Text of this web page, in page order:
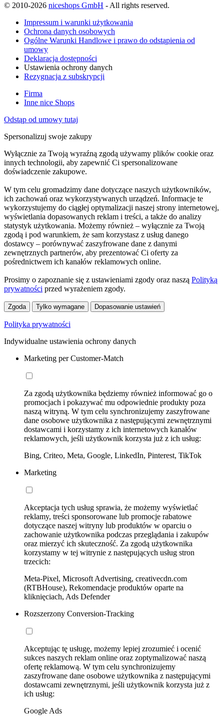
© 2010-2026 niceshops GmbH - All rights reserved.
Impressum i warunki użytkowania
Ochrona danych osobowych
Ogólne Warunki Handlowe i prawo do odstąpienia od
umowy
Deklaracja dostępności
Ustawienia ochrony danych
Rezygnacja z subskrypcji
Firma
Inne nice Shops
Odstąp od umowy tutaj
Spersonalizuj swoje zakupy
Wyłącznie za Twoją wyraźną zgodą używamy plików cookie oraz
innych technologii, aby zapewnić Ci spersonalizowane
doświadczenie zakupowe.
W tym celu gromadzimy dane dotyczące naszych użytkowników,
ich zachowań oraz wykorzystywanych urządzeń. Informacje te
wykorzystujemy do ciągłej optymalizacji naszej strony internetowej,
wyświetlania dopasowanych reklam i treści, a także do analizy
statystyk użytkowania. Możemy również – wyłącznie za Twoją
zgodą i pod warunkiem, że sam korzystasz z usług danego
dostawcy – porównywać zaszyfrowane dane z danymi
zewnętrznych partnerów, aby prezentować Ci oferty za
pośrednictwem ich kanałów reklamowych online.
Prosimy o zapoznanie się z ustawieniami zgody oraz naszą Polityką
prywatności przed wyrażeniem zgody.
Zgoda Tylko wymagane Dopasowanie ustawień
Polityka prywatności
Indywidualne ustawienia ochrony danych
Marketing per Customer-Match
Za zgodą użytkownika będziemy również informować go o
promocjach i pokazywać mu odpowiednie produkty poza
naszą witryną. W tym celu synchronizujemy zaszyfrowane
dane osobowe użytkownika z następującymi zewnętrznymi
dostawcami i korzystamy z ich internetowych kanałów
reklamowych, jeśli użytkownik korzysta już z ich usług:
Bing, Criteo, Meta, Google, LinkedIn, Pinterest, TikTok
Marketing
Akceptacja tych usług sprawia, że możemy wyświetlać
reklamy, treści sponsorowane lub promocje rabatowe
dotyczące naszej witryny lub produktów w oparciu o
zachowanie użytkownika podczas przeglądania i zakupów
oraz mierzyć ich skuteczność. Za zgodą użytkownika
korzystamy w tej witrynie z następujących usług stron
trzecich:
Meta-Pixel, Microsoft Advertising, creativecdn.com
(RTBHouse), Rekomendacje produktów oparte na
kliknięciach, Ads Defender
Rozszerzony Conversion-Tracking
Akceptując tę usługę, możemy lepiej zrozumieć i ocenić
sukces naszych reklam online oraz zoptymalizować naszą
ofertę reklamową. W tym celu synchronizujemy
zaszyfrowane dane osobowe użytkownika z następującymi
dostawcami zewnętrznymi, jeśli użytkownik korzysta już z
ich usług:
Google Ads